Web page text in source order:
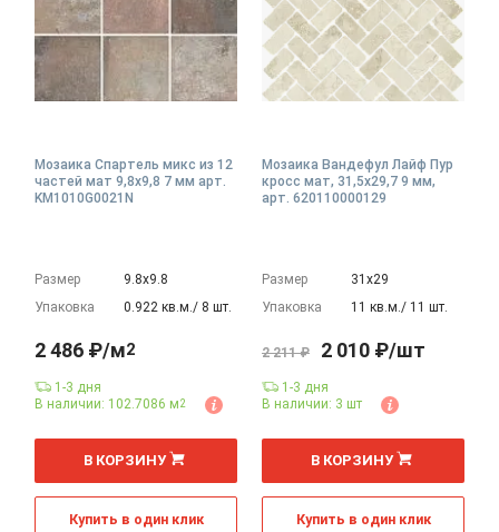
Мозаика Спартель микс из 12
частей мат 9,8x9,8 7 мм арт.
KM1010G0021N
Размер
9.8х9.8
Упаковка
0.922 кв.м./ 8 шт.
2 486 ₽/м2
1-3 дня
В наличии: 102.7086 м2
м
В КОРЗИНУ
Купить в один клик
Мозаика Вандефул Лайф Пур
кросс мат, 31,5x29,7 9 мм,
арт. 620110000129
Размер
31х29
Упаковка
11 кв.м./ 11 шт.
2 211 ₽ 2 010 ₽/шт
1-3 дня
В наличии: 3 шт
В КОРЗИНУ
Купить в один клик